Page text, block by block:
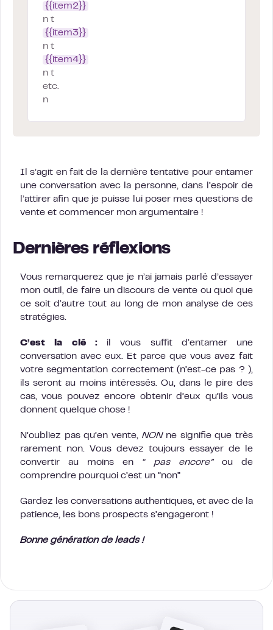
{{item2}}
n t
{{item3}}
n t
{{item4}}
n t
etc.
n
Il s’agit en fait de la dernière tentative pour entamer
une conversation avec la personne, dans l’espoir de
l’attirer afin que je puisse lui poser mes questions de
vente et commencer mon argumentaire !
Dernières réflexions
Vous remarquerez que je n’ai jamais parlé d’essayer
mon outil, de faire un discours de vente ou quoi que
ce soit d’autre tout au long de mon analyse de ces
stratégies.
C’est la clé :il vous suffit d’entamer une
conversation avec eux. Et parce que vous avez fait
votre segmentation correctement (n’est-ce pas ? ),
ils seront au moins intéressés. Ou, dans le pire des
cas, vous pouvez encore obtenir d’eux qu’ils vous
donnent quelque chose !
N’oubliez pas qu’en vente, NON ne signifie que très
rarement non. Vous devez toujours essayer de le
convertir au moins en ” pas encore”ou de
comprendre pourquoi c’est un “non”
Gardez les conversations authentiques, et avec de la
patience, les bons prospects s’engageront !
Bonne génération de leads !